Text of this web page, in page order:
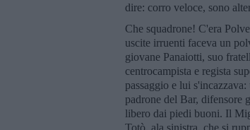
dire: corro veloce, sono
Che squadrone! C'era
uscite irruenti faceva un
giovane Panaiotti, suo
centrocampista e regista
passaggio e lui
padrone del Bar, difensore
libero dai piedi buoni. Il
Totò, ala sinistra, che si